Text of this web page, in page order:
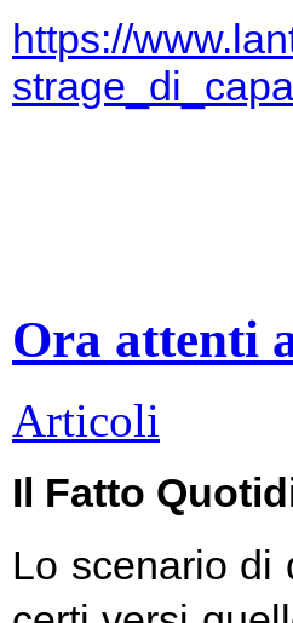
https://
Ora attenti
Articoli
Il Fatto
Lo scenario di